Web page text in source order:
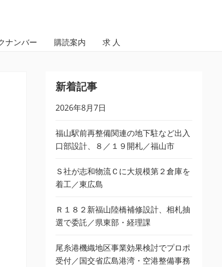
ナンバー 購読案内 求 人
新着記事
2026年8月7日
福山駅前再整備関連の地下駐など出入
口部設計、８／１９開札／福山市
Ｓ社が志和物流Ｃに大規模第２倉庫を
着工／東広島
Ｒ１８２新福山陸橋補修設計、相札抽
選で委託／県東部・経理課
尾糸港機織地区事業効果検討でプロポ
受付／国交省広島港湾・空港整備事務